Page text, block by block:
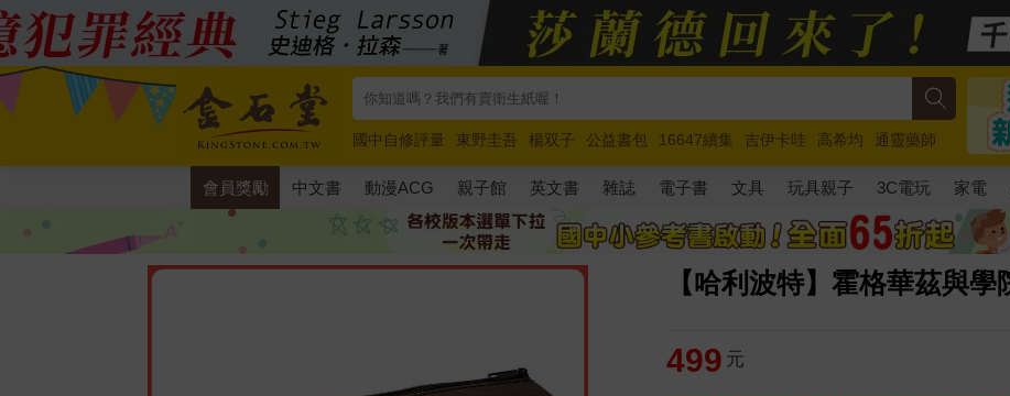
國中自修評量 東野圭吾 楊双子 公益書包 16647續集 吉伊卡哇 高希均
通靈藥師
唯紅花綻放
奧德賽 路邊攤新作 馬斯克 玩具總動員5 超慢跑
會員獎勵 中文書 動漫ACG 親子館 英文書 雜誌 電子書 文具 玩具親子 3C電玩 家電
【哈利波特】霍格華茲與學
499 元